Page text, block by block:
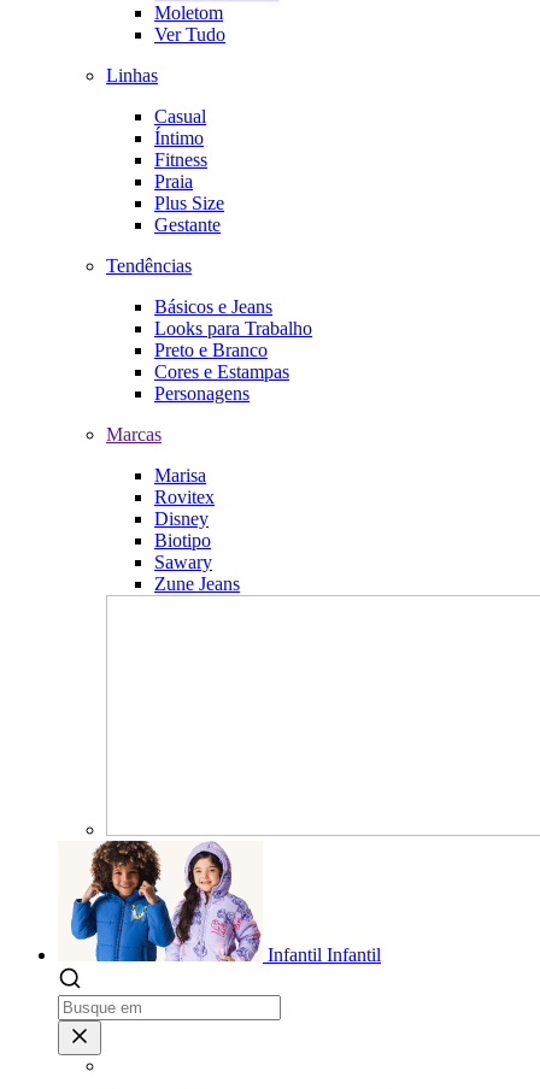
Moletom
Ver Tudo
Linhas
Casual
Íntimo
Fitness
Praia
Plus Size
Gestante
Tendências
Básicos e Jeans
Looks para Trabalho
Preto e Branco
Cores e Estampas
Personagens
Marcas
Marisa
Rovitex
Disney
Biotipo
Sawary
Zune Jeans
Infantil Infantil